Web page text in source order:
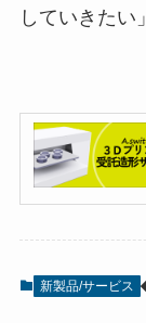
していきたい
新製品/サービス